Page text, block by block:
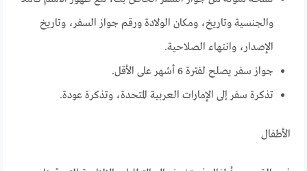
والجنسية وتاريخ، ومكان الولادة ورقم جواز السفر، وتاريخ
الإصدار، وانتهاء الصلاحية.
جواز سفر يصلح لفترة 6 أشهر على الأقل.
تذكرة سفر إلى الإمارات العربية المتحدة، وتذكرة عودة.
الأطفال